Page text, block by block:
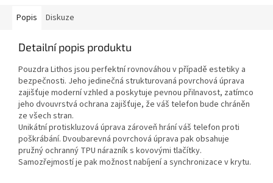
Popis Diskuze
Detailní popis produktu
Pouzdra Lithos jsou perfektní rovnováhou v případě estetiky a
bezpečnosti. Jeho jedinečná strukturovaná povrchová úprava
zajišťuje moderní vzhled a poskytuje pevnou přilnavost, zatímco
jeho dvouvrstvá ochrana zajišťuje, že váš telefon bude chráněn
ze všech stran.
Unikátní protiskluzová úprava zároveň hrání váš telefon proti
poškrábání. Dvoubarevná povrchová úprava pak obsahuje
pružný ochranný TPU nárazník s kovovými tlačítky.
Samozřejmostí je pak možnost nabíjení a synchronizace v krytu.